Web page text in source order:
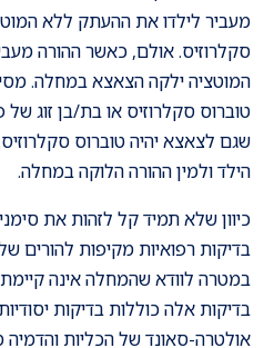
מעביר לילדו את ההעתק ללא
סקלרוזיס. אולם, כאשר ההורה
המוטציה ילקה הצאצא במחלה.
שגם לצאצא יהיה טוברוס
הילד ולמין ההורה הלוקה במחלה.
כיוון שלא תמיד קל לזהות את
בדיקות רפואיות מקיפות להורים
במטרה לוודא שהמחלה אינה
בדיקות אלה כוללות בדיקות
אולטרה-סאונד של הכליות והדמיה